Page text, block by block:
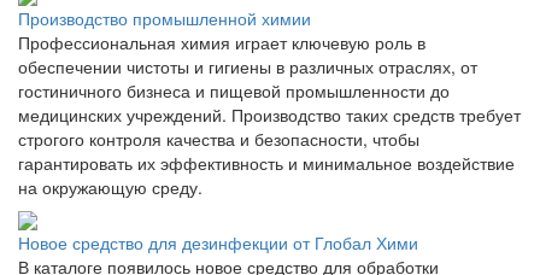
Производство промышленной химии
Профессиональная химия играет ключевую роль в
обеспечении чистоты и гигиены в различных отраслях, от
гостиничного бизнеса и пищевой промышленности до
медицинских учреждений. Производство таких средств требует
строгого контроля качества и безопасности, чтобы
гарантировать их эффективность и минимальное воздействие
на окружающую среду.
Новое средство для дезинфекции от Глобал Хими
В каталоге появилось новое средство для обработки